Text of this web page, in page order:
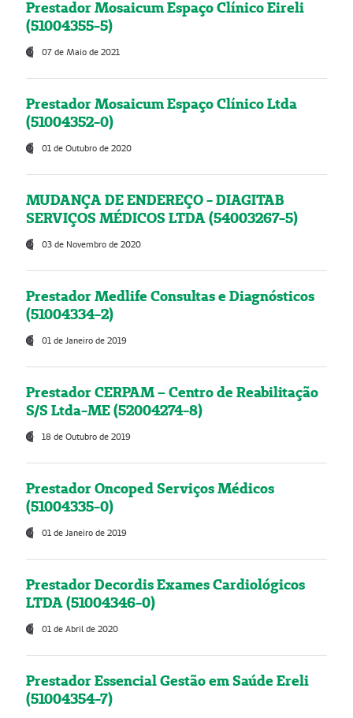
Prestador Mosaicum Espaço Clínico Eireli
(51004355-5)
07 de Maio de 2021
Prestador Mosaicum Espaço Clínico Ltda
(51004352-0)
01 de Outubro de 2020
MUDANÇA DE ENDEREÇO - DIAGITAB
SERVIÇOS MÉDICOS LTDA (54003267-5)
03 de Novembro de 2020
Prestador Medlife Consultas e Diagnósticos
(51004334-2)
01 de Janeiro de 2019
Prestador CERPAM – Centro de Reabilitação
S/S Ltda-ME (52004274-8)
18 de Outubro de 2019
Prestador Oncoped Serviços Médicos
(51004335-0)
01 de Janeiro de 2019
Prestador Decordis Exames Cardiológicos
LTDA (51004346-0)
01 de Abril de 2020
Prestador Essencial Gestão em Saúde Ereli
(51004354-7)